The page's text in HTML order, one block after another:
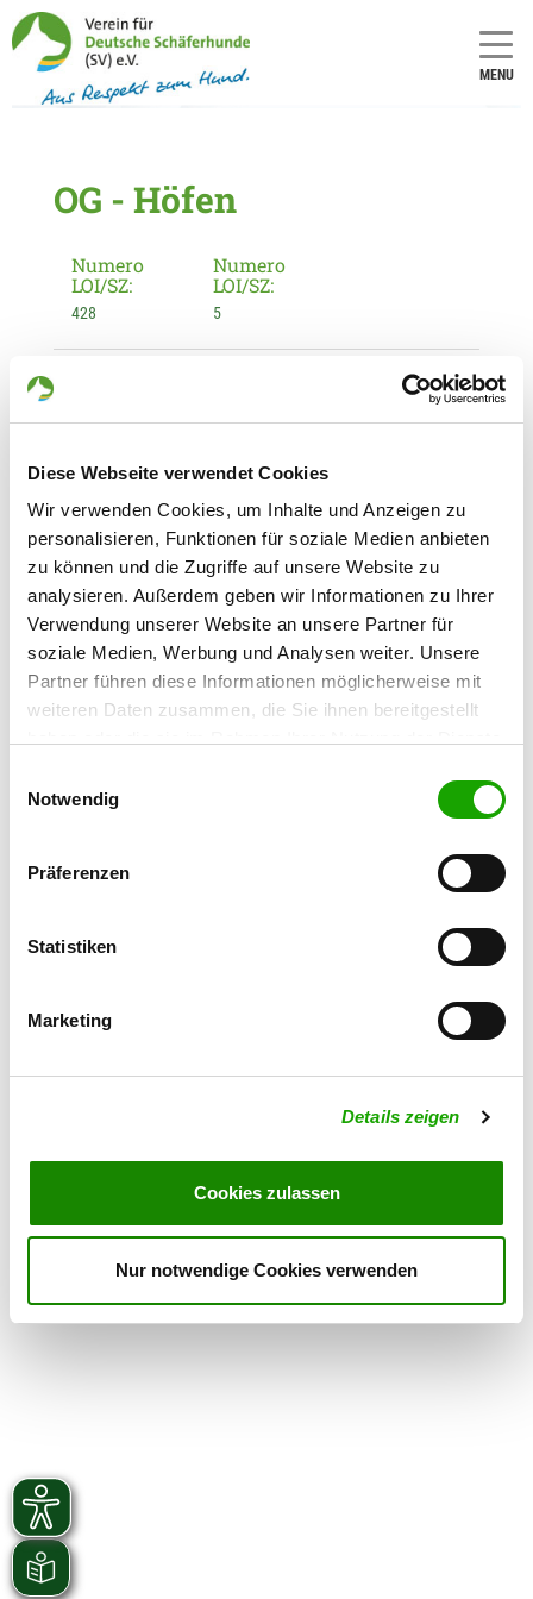
Diese Webseite verwendet Cookies
Wir verwenden Cookies, um Inhalte und Anzeigen zu
personalisieren, Funktionen für soziale Medien anbieten
zu können und die Zugriffe auf unsere Website zu
analysieren. Außerdem geben wir Informationen zu Ihrer
Verwendung unserer Website an unsere Partner für
soziale Medien, Werbung und Analysen weiter. Unsere
Partner führen diese Informationen möglicherweise mit
weiteren Daten zusammen, die Sie ihnen bereitgestellt
Cookies, wenn Sie unsere Webseite weiterhin nutzen.
Notwendig
Präferenzen
Statistiken
Marketing
Details zeigen
Cookies zulassen
Nur notwendige Cookies verwenden
MENU
OG - Höfen
Numero
LOI/SZ:
428
Numero
LOI/SZ:
5
Informationen zur Ortsgruppe Höfen
Kontakt:
Schmiedegasse 7
52156 Monschau
Handy:
015152509851
E-Mail:
rosi.mertens@t-online.de
Homepage:
www.sv-og-hoefen.de
Angebot:
Junghundgruppe, Faehrte, Unterordnung,
Mittwoch
16:00 h - 22:00 h
Sonntag 10:00 h - 13:00 h